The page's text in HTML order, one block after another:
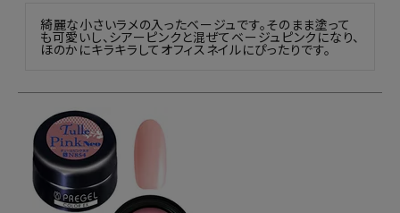
綺麗な小さいラメの入ったベージュです。そのまま塗って
も可愛いし、シアーピンクと混ぜてベージュピンクになり、
ほのかにキラキラしてオフィスネイルにぴったりです。